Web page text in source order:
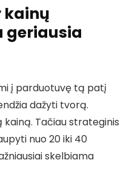
kainų
geriausia
į parduotuvę tą patį
dažyti tvorą.
Tačiau strateginis
nuo 20 iki 40
skelbiama